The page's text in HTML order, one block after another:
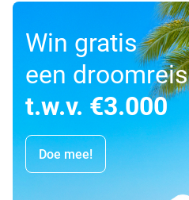
Win gratis
een droomreis
t.w.v. €3.000
Doe mee!